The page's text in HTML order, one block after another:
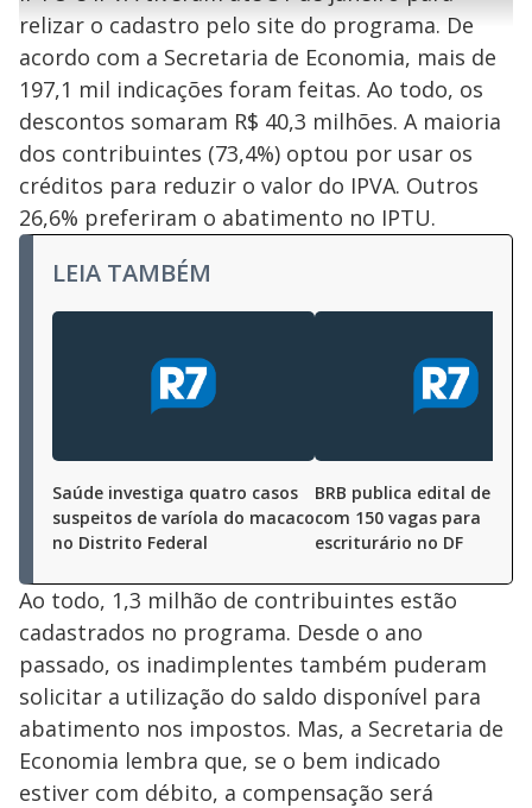
a
y
V
o
n
d
u
n
o
s
M
u
d
o
relizar o cadastro pelo site do programa. De
acordo com a Secretaria de Economia, mais de
197,1 mil indicações foram feitas. Ao todo, os
descontos somaram R$ 40,3 milhões. A maioria
dos contribuintes (73,4%) optou por usar os
créditos para reduzir o valor do IPVA. Outros
26,6% preferiram o abatimento no IPTU.
LEIA TAMBÉM
Saúde investiga quatro casos
suspeitos de varíola do macaco
no Distrito Federal
BRB publica edital de
com 150 vagas para
escriturário no DF
Ao todo, 1,3 milhão de contribuintes estão
cadastrados no programa. Desde o ano
passado, os inadimplentes também puderam
solicitar a utilização do saldo disponível para
abatimento nos impostos. Mas, a Secretaria de
Economia lembra que, se o bem indicado
estiver com débito, a compensação será